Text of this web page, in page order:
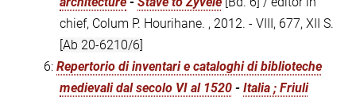
chief, Colum P. Hourihane. , 2012. - VIII, 677, XII S.
[Ab 20-6210/6]
6: Repertorio di inventari e cataloghi di biblioteche
medievali dal secolo VI al 1520 - Italia ; Friuli